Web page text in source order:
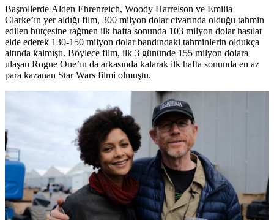
Başrollerde Alden Ehrenreich, Woody Harrelson ve Emilia
Clarke’ın yer aldığı film, 300 milyon dolar civarında olduğu tahmin
edilen bütçesine rağmen ilk hafta sonunda 103 milyon dolar hasılat
elde ederek 130-150 milyon dolar bandındaki tahminlerin oldukça
altında kalmıştı. Böylece film, ilk 3 gününde 155 milyon dolara
ulaşan Rogue One’ın da arkasında kalarak ilk hafta sonunda en az
para kazanan Star Wars filmi olmuştu.